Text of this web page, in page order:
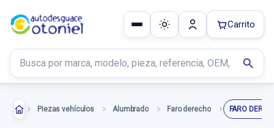
Buscar productos
search
Carrito
Piezas vehículos Alumbrado Faro derecho FARO